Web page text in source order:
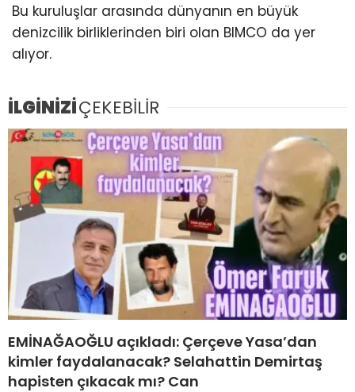
Bu kuruluşlar arasında dünyanın en büyük
denizcilik birliklerinden biri olan BIMCO da yer
alıyor.
İLGİNİZİÇEKEBİLİR
EMİNAĞAOĞLU açıkladı: Çerçeve Yasa’dan
kimler faydalanacak? Selahattin Demirtaş
hapisten çıkacak mı? Can